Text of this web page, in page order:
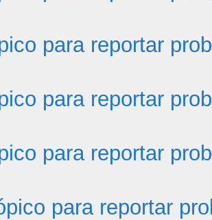
para reportar
para reportar
para reportar
para reportar